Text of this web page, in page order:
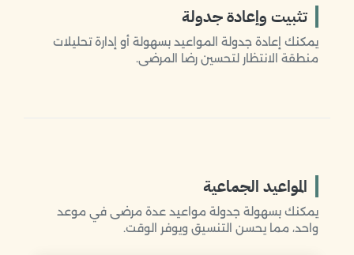
تثبيت وإعادة جدولة
يمكنك إعادة جدولة المواعيد بسهولة أو إدارة تحليلات
منطقة الانتظار لتحسين رضا المرضى.
المواعيد الجماعية
يمكنك بسهولة جدولة مواعيد عدة مرضى في موعد
واحد، مما يحسن التنسيق ويوفر الوقت.